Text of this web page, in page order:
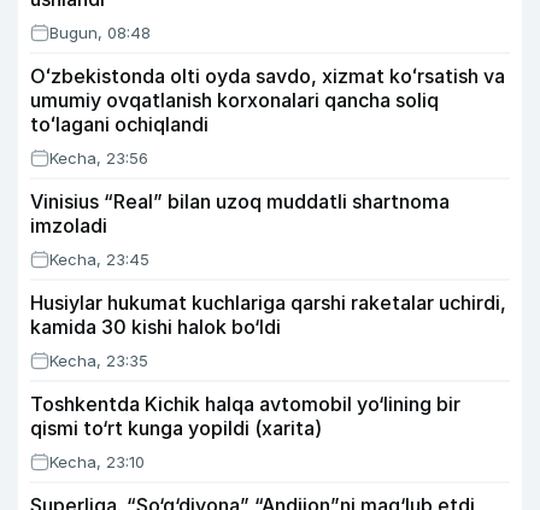
Bugun, 08:48
Oʻzbekistonda olti oyda savdo, xizmat koʻrsatish va
umumiy ovqatlanish korxonalari qancha soliq
toʻlagani ochiqlandi
Kecha, 23:56
Vinisius “Real” bilan uzoq muddatli shartnoma
imzoladi
Kecha, 23:45
Husiylar hukumat kuchlariga qarshi raketalar uchirdi,
kamida 30 kishi halok bo‘ldi
Kecha, 23:35
Toshkentda Kichik halqa avtomobil yo‘lining bir
qismi to‘rt kunga yopildi (xarita)
Kecha, 23:10
Superliga. “So‘g‘diyona” “Andijon”ni mag‘lub etdi,